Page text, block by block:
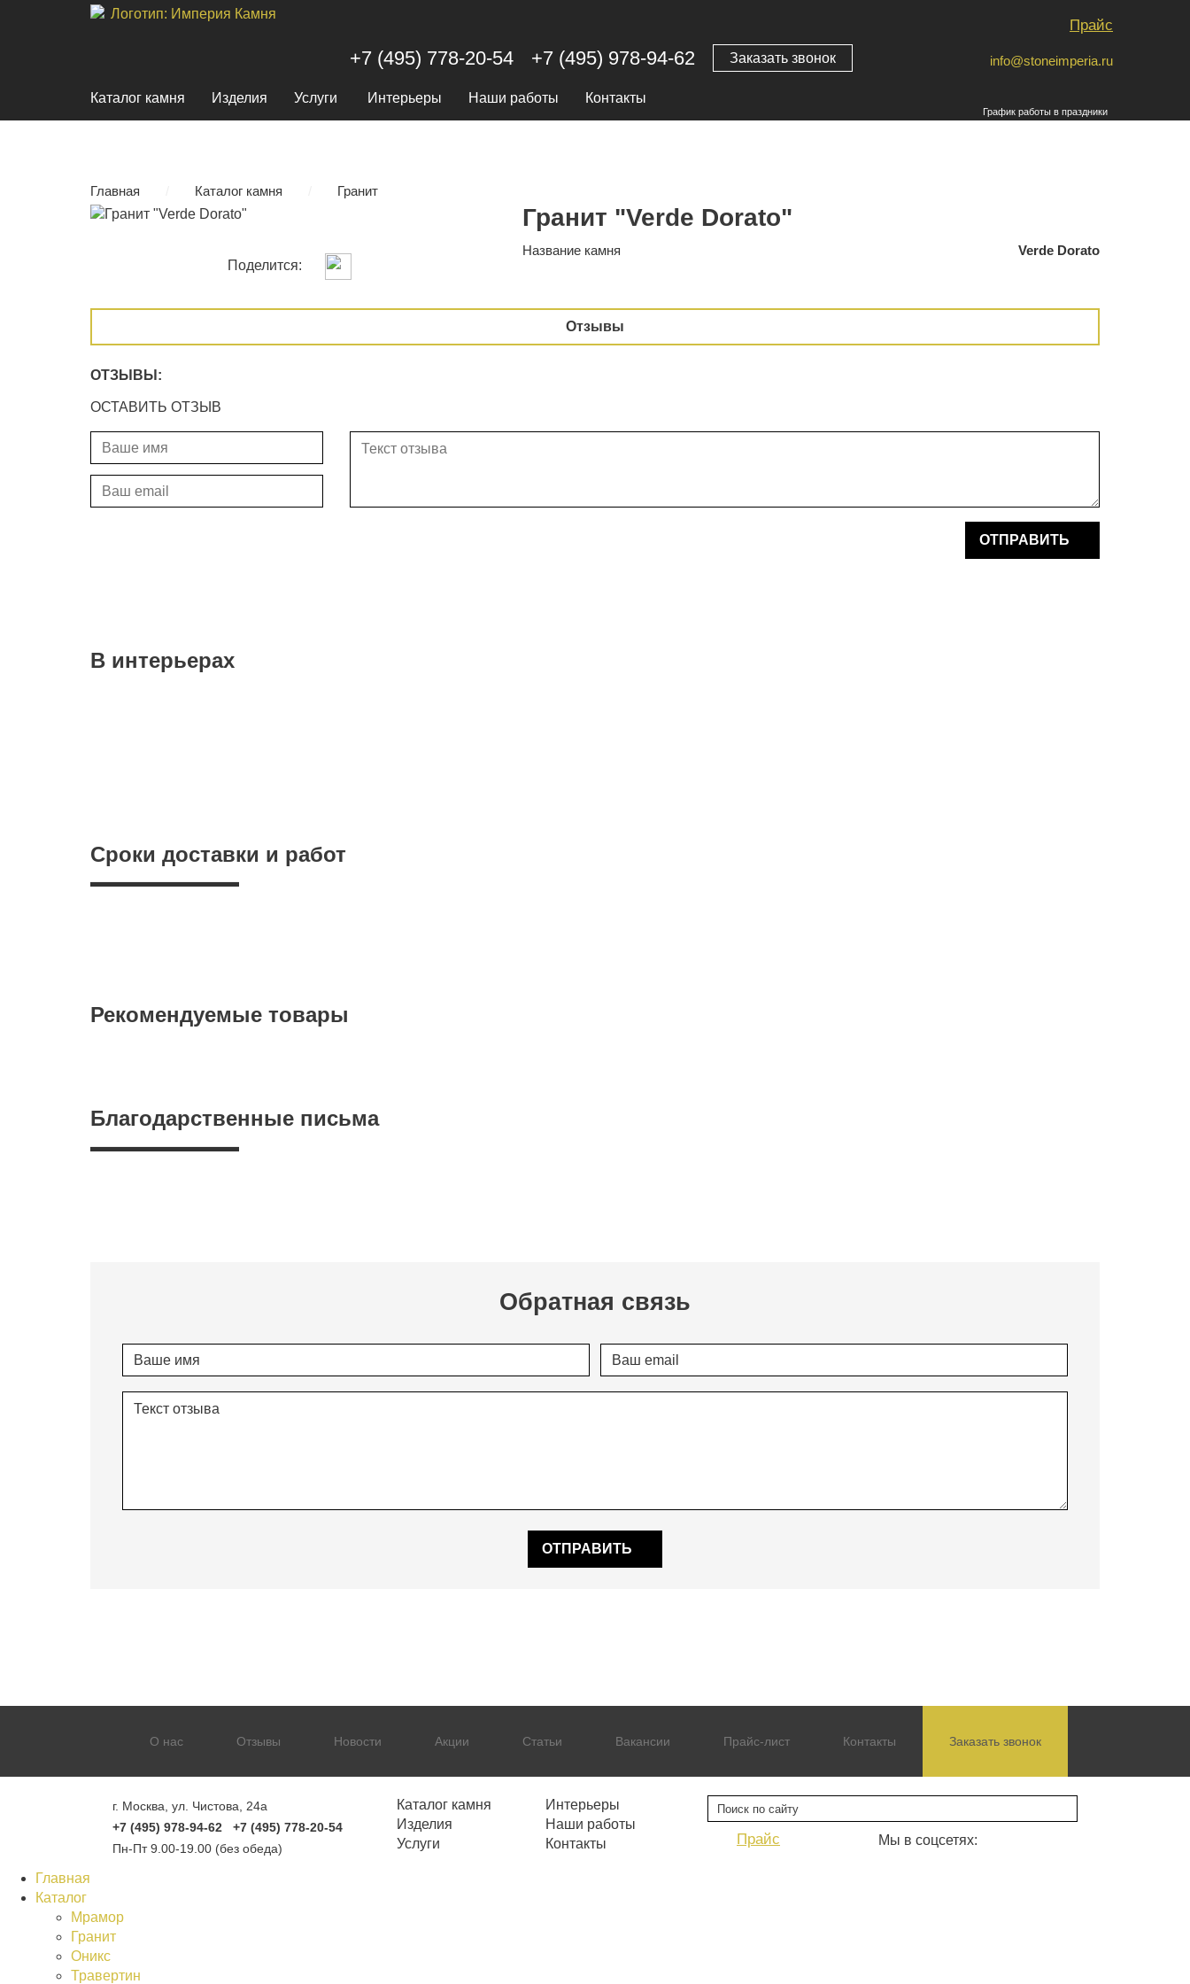
+7 (495) 778-20-54 +7 (495) 978-94-62 Заказать звонок
Каталог камня Изделия Услуги Интерьеры Наши работы Контакты
Прайс
info@stoneimperia.ru
График работы в праздники
Главная Каталог камня Гранит
Поделится:
Гранит "Verde Dorato"
Название камня Verde Dorato
Отзывы
ОТЗЫВЫ:
ОСТАВИТЬ ОТЗЫВ
В интерьерах
Сроки доставки и работ
Рекомендуемые товары
Благодарственные письма
Обратная связь
ОТПРАВИТЬ
О нас Отзывы Новости Акции Статьи Вакансии Прайс-лист Контакты Заказать звонок
г. Москва, ул. Чистова, 24а
+7 (495) 978-94-62 +7 (495) 778-20-54
Пн-Пт 9.00-19.00 (без обеда)
Каталог камня
Интерьеры
Изделия
Наши работы
Услуги
Контакты Прайс Мы в соцсетях:
Главная
Каталог
Мрамор
Гранит
Оникс
Травертин